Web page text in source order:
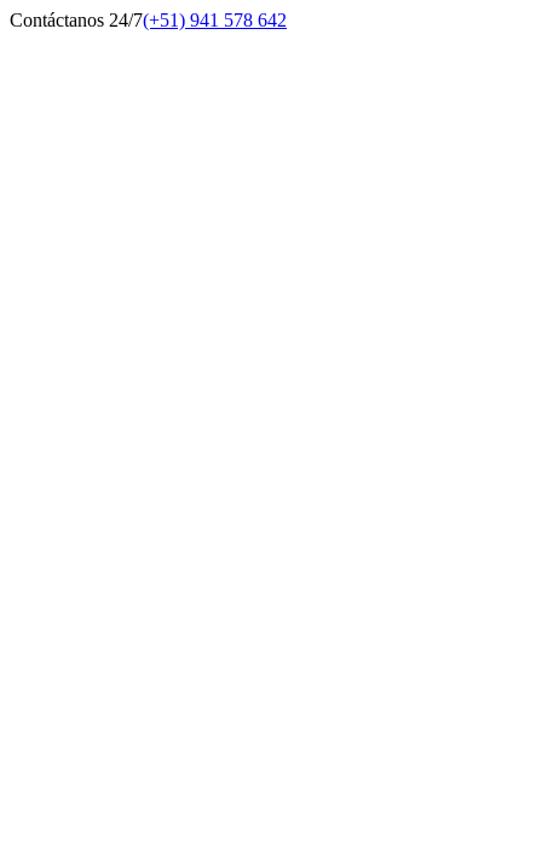
Contáctanos 24/7(+51) 941 578 642